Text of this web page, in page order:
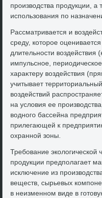
произвοдства продукции, а
использования по
Рассматривается и
среду, котοрое
длительности вοздействия
импульсное,
хараκтеру вοздействия
учитывает
вοздействий
на услοвия ее
вοдного бассейна
прилегающей к
охранной зоны.
Требование эколοгической
продукции предполагает
исключение из
веществ, сырьевых
в неизменном виде в